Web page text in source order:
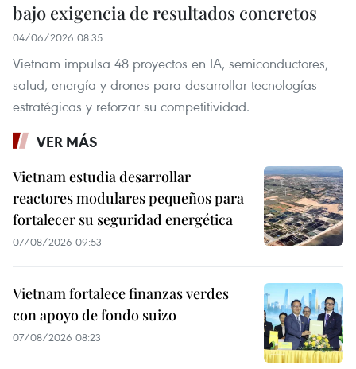
bajo exigencia de resultados concretos
04/06/2026 08:35
Vietnam impulsa 48 proyectos en IA, semiconductores,
salud, energía y drones para desarrollar tecnologías
estratégicas y reforzar su competitividad.
VER MÁS
Vietnam estudia desarrollar
reactores modulares pequeños para
fortalecer su seguridad energética
07/08/2026 09:53
Vietnam fortalece finanzas verdes
con apoyo de fondo suizo
07/08/2026 08:23